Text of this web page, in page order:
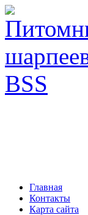
Главная
Контакты
Карта сайта